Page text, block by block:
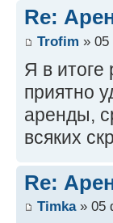
Re:
Trofim » 05
Я в итоге
приятно
аренды,
всяких
Re:
Timka» 05